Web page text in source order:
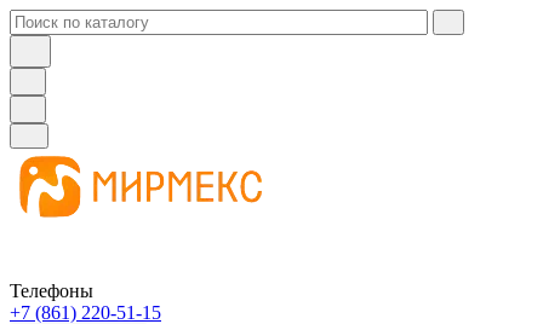
Телефоны
+7 (861) 220-51-15